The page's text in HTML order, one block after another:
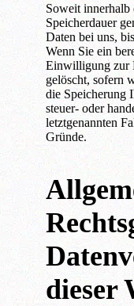
Soweit innerhalb
Speicherdauer
Daten bei uns,
Wenn Sie ein
Einwilligung zur
gelöscht, sofern
die Speicherung
steuer- oder
letztgenannten
Gründe.
dieser